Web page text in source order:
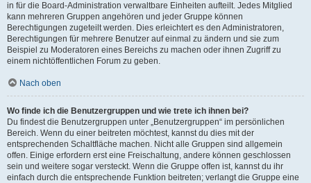
in für die Board-Administration verwaltbare Einheiten aufteilt. Jedes Mitglied
kann mehreren Gruppen angehören und jeder Gruppe können
Berechtigungen zugeteilt werden. Dies erleichtert es den Administratoren,
Berechtigungen für mehrere Benutzer auf einmal zu ändern und sie zum
Beispiel zu Moderatoren eines Bereichs zu machen oder ihnen Zugriff zu
einem nichtöffentlichen Forum zu geben.
Nach oben
Wo finde ich die Benutzergruppen und wie trete ich ihnen bei?
Du findest die Benutzergruppen unter „Benutzergruppen“ im persönlichen
Bereich. Wenn du einer beitreten möchtest, kannst du dies mit der
entsprechenden Schaltfläche machen. Nicht alle Gruppen sind allgemein
offen. Einige erfordern erst eine Freischaltung, andere können geschlossen
sein und weitere sogar versteckt. Wenn die Gruppe offen ist, kannst du ihr
einfach durch die entsprechende Funktion beitreten; verlangt die Gruppe eine